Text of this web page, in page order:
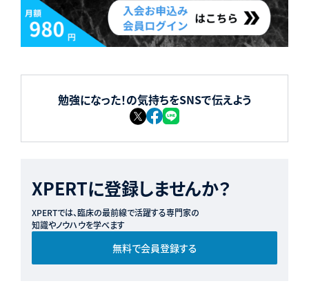
勉強になった！の気持ちをSNSで伝えよう
XPERTに登録しませんか？
XPERTでは、臨床の最前線で活躍する専門家の
知識やノウハウを学べます
無料で会員登録する